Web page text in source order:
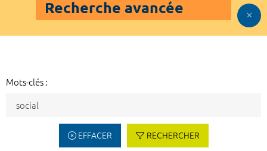
Recherche avancée
Mots-clés :
EFFACER RECHERCHER